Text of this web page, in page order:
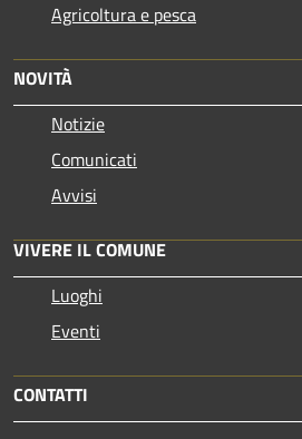
Agricoltura e pesca
NOVITÀ
Notizie
Comunicati
Avvisi
VIVERE IL COMUNE
Luoghi
Eventi
CONTATTI